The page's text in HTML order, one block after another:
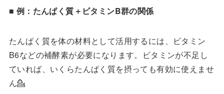
■ 例：たんぱく質＋ビタミンB群の関係
たんぱく質を体の材料として活用するには、ビタミン
B6などの補酵素が必要になります。ビタミンが不足し
ていれば、いくらたんぱく質を摂っても有効に使えませ
ん💁